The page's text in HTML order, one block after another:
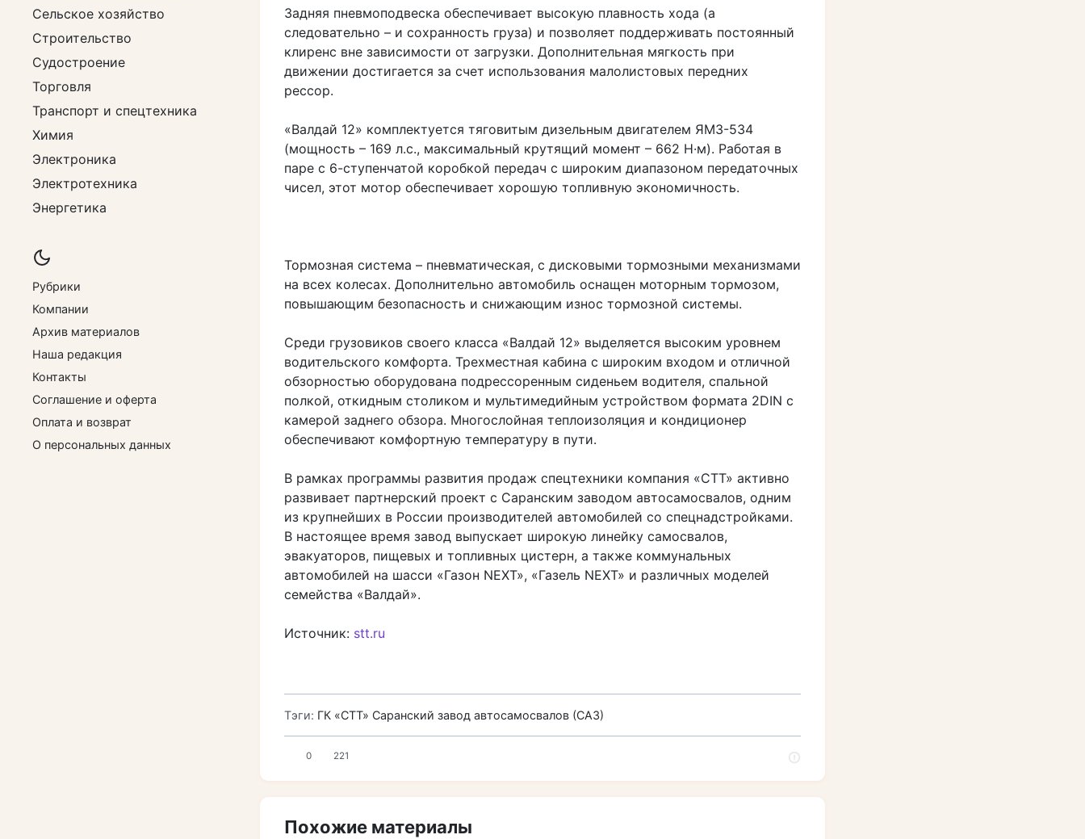
Задняя пневмоподвеска обеспечивает высокую плавность хода (а
следовательно – и сохранность груза) и позволяет поддерживать постоянный
клиренс вне зависимости от загрузки. Дополнительная мягкость при
движении достигается за счет использования малолистовых передних
рессор.
«Валдай 12» комплектуется тяговитым дизельным двигателем ЯМЗ-534
(мощность – 169 л.с., максимальный крутящий момент – 662 Н·м). Работая в
паре с 6-ступенчатой коробкой передач с широким диапазоном передаточных
чисел, этот мотор обеспечивает хорошую топливную экономичность.
Тормозная система – пневматическая, с дисковыми тормозными механизмами
на всех колесах. Дополнительно автомобиль оснащен моторным тормозом,
повышающим безопасность и снижающим износ тормозной системы.
Среди грузовиков своего класса «Валдай 12» выделяется высоким уровнем
водительского комфорта. Трехместная кабина с широким входом и отличной
обзорностью оборудована подрессоренным сиденьем водителя, спальной
полкой, откидным столиком и мультимедийным устройством формата 2DIN с
камерой заднего обзора. Многослойная теплоизоляция и кондиционер
обеспечивают комфортную температуру в пути.
В рамках программы развития продаж спецтехники компания «СТТ» активно
развивает партнерский проект с Саранским заводом автосамосвалов, одним
из крупнейших в России производителей автомобилей со спецнадстройками.
В настоящее время завод выпускает широкую линейку самосвалов,
эвакуаторов, пищевых и топливных цистерн, а также коммунальных
автомобилей на шасси «Газон NEXT», «Газель NEXT» и различных моделей
семейства «Валдай».
Источник: stt.ru
Тэги: ГК «СТТ» Саранский завод автосамосвалов (САЗ)
0 221
Похожие материалы
Сельское хозяйство
Строительство
Судостроение
Торговля
Транспорт и спецтехника
Химия
Электроника
Электротехника
Энергетика
Рубрики
Компании
Архив материалов
Наша редакция
Контакты
Соглашение и оферта
Оплата и возврат
О персональных данных